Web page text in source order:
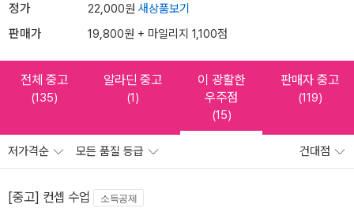
정가 22,000원 새상품보기
판매가 19,800원 + 마일리지 1,100점
전체 중고
(135)
알라딘 중고
(1)
이 광활한
우주점
(15)
판매자 중고
(119)
저가격순 모든 품질 등급 건대점
[중고] 컨셉 수업 소득공제